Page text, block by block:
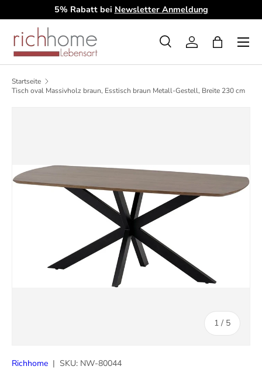
Direkt zum Inhalt
5% Rabatt bei Newsletter Anmeldung
Suchen
Art
SucheEinloggen
Menü
Startseite
Tisch oval Massivholz braun, Esstisch braun Metall-Gestell, Breite 230 cm
1 / von
5
Richhome | SKU: NW-80044